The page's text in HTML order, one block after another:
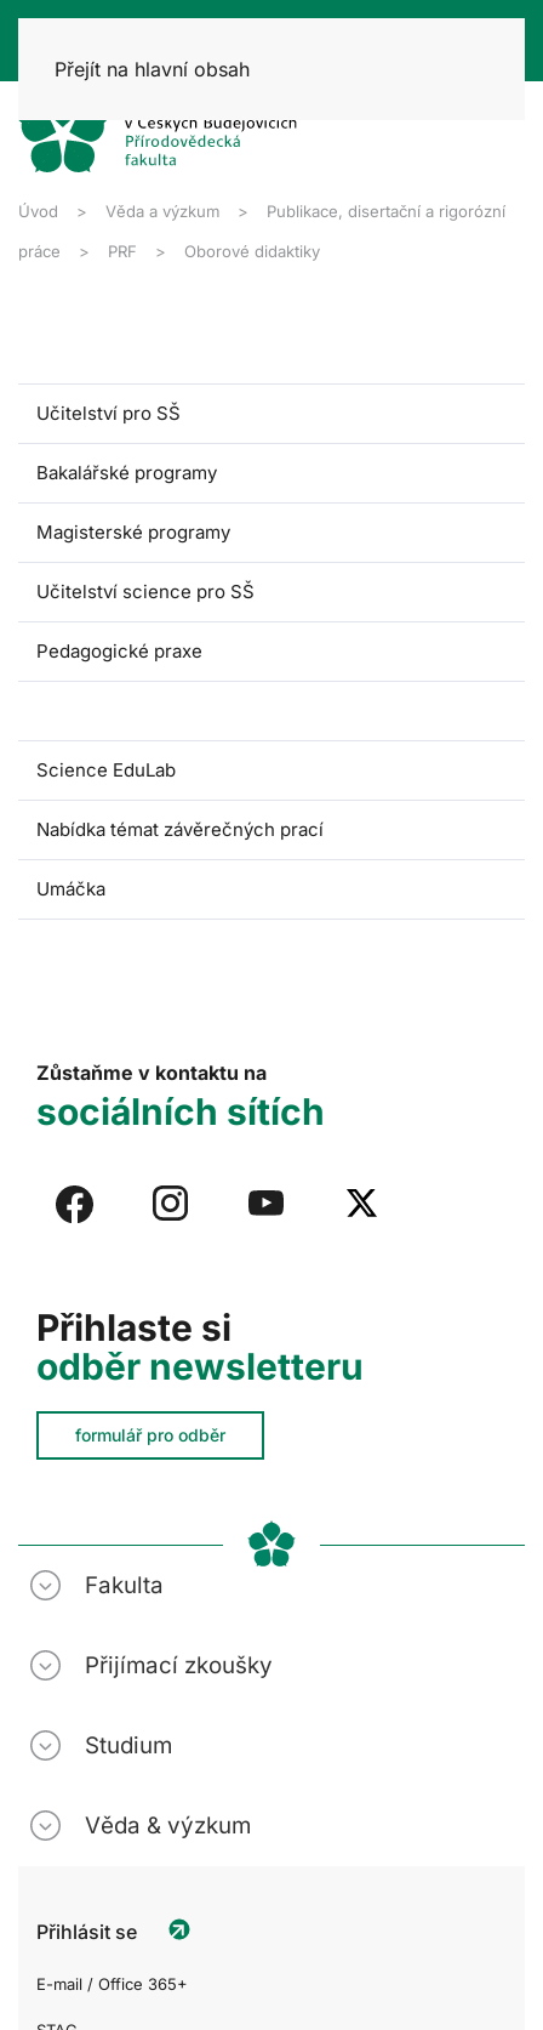
Přejít na hlavní obsah
Úvod Věda a výzkum Publikace, disertační a rigorózní
práce PRF Oborové didaktiky
Učitelství pro SŠ
Bakalářské programy
Magisterské programy
Učitelství science pro SŠ
Pedagogické praxe
Science EduLab
Nabídka témat závěrečných prací
Umáčka
Přihlaste si
odběr newsletteru
formulář pro odběr
Zůstaňme v kontaktu na
sociálních sítích
Fakulta
Přijímací zkoušky
Studium
Věda & výzkum
Přihlásit se
E-mail / Office 365+